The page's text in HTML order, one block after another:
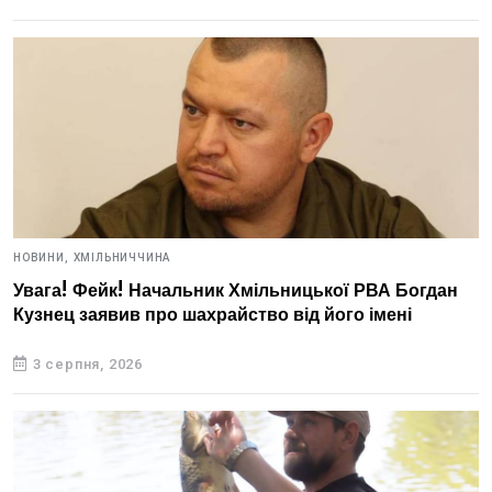
НОВИНИ, ХМІЛЬНИЧЧИНА
Увага! Фейк! Начальник Хмільницької РВА Богдан
Кузнец заявив про шахрайство від його імені
3 серпня, 2026